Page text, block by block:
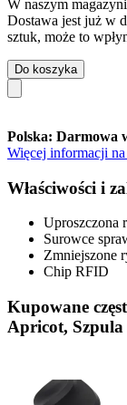
W naszym
Dostawa jest już w
sztuk, może to
Do koszyka
Polska: Darmowa
Więcej informacji
Właściwości i
Uproszczona
Surowce
Zmniejszone
Chip RFID
Kupowane
Apricot, Szpula